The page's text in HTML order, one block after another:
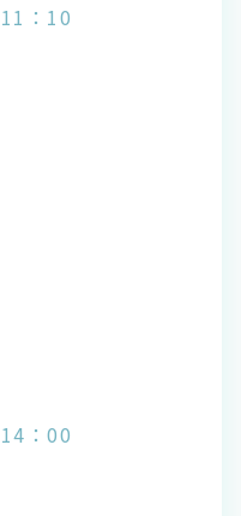
：10
：00